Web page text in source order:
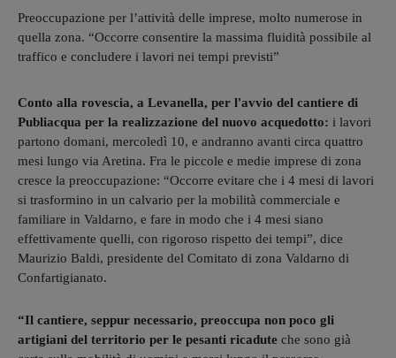
Preoccupazione per l’attività delle imprese, molto numerose in
quella zona. “Occorre consentire la massima fluidità possibile al
traffico e concludere i lavori nei tempi previsti”
Conto alla rovescia, a Levanella, per l'avvio del cantiere di
Publiacqua per la realizzazione del nuovo acquedotto: i lavori
partono domani, mercoledì 10, e andranno avanti circa quattro
mesi lungo via Aretina. Fra le piccole e medie imprese di zona
cresce la preoccupazione: “Occorre evitare che i 4 mesi di lavori
si trasformino in un calvario per la mobilità commerciale e
familiare in Valdarno, e fare in modo che i 4 mesi siano
effettivamente quelli, con rigoroso rispetto dei tempi”, dice
Maurizio Baldi, presidente del Comitato di zona Valdarno di
Confartigianato.
“Il cantiere, seppur necessario, preoccupa non poco gli
artigiani del territorio per le pesanti ricadute che sono già